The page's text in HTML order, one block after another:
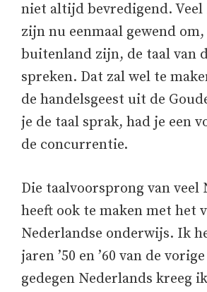
niet altijd bevredigend. Veel
zijn nu eenmaal gewend
buitenland zijn, de taal van
spreken. Dat zal wel te
de handelsgeest uit de
je de taal sprak, had je een
de concurrentie.
Die taalvoorsprong van veel
heeft ook te maken met het
Nederlandse onderwijs. Ik
jaren ’50 en ’60 van de
gedegen Nederlands kreeg